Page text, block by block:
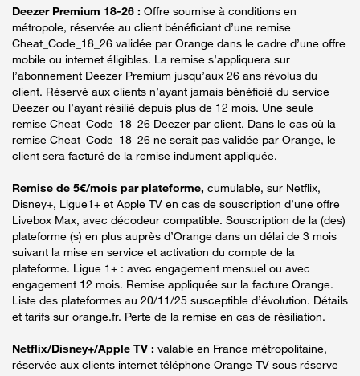
Deezer Premium 18-26 : Offre soumise à conditions en
métropole, réservée au client bénéficiant d’une remise
Cheat_Code_18_26 validée par Orange dans le cadre d’une offre
mobile ou internet éligibles. La remise s’appliquera sur
l’abonnement Deezer Premium jusqu’aux 26 ans révolus du
client. Réservé aux clients n’ayant jamais bénéficié du service
Deezer ou l’ayant résilié depuis plus de 12 mois. Une seule
remise Cheat_Code_18_26 Deezer par client. Dans le cas où la
remise Cheat_Code_18_26 ne serait pas validée par Orange, le
client sera facturé de la remise indument appliquée.
Remise de 5€/mois par plateforme, cumulable, sur Netflix,
Disney+, Ligue1+ et Apple TV en cas de souscription d’une offre
Livebox Max, avec décodeur compatible. Souscription de la (des)
plateforme (s) en plus auprès d’Orange dans un délai de 3 mois
suivant la mise en service et activation du compte de la
plateforme. Ligue 1+ : avec engagement mensuel ou avec
engagement 12 mois. Remise appliquée sur la facture Orange.
Liste des plateformes au 20/11/25 susceptible d’évolution. Détails
et tarifs sur orange.fr. Perte de la remise en cas de résiliation.
Netflix/Disney+/Apple TV : valable en France métropolitaine,
réservée aux clients internet téléphone Orange TV sous réserve